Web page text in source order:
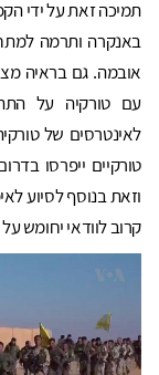
באנקרה ותרמה
אובמה. גם בראיה
עם טורקיה על
לאינטרסים של
טורקיים ייפרסו
וזאת בנוסף לסיוע
קרוב לוודאי יחומש